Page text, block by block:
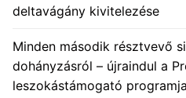
deltavágány kivitelezése
Minden második résztvevő
dohányzásról – újraindul a
leszokástámogató programja